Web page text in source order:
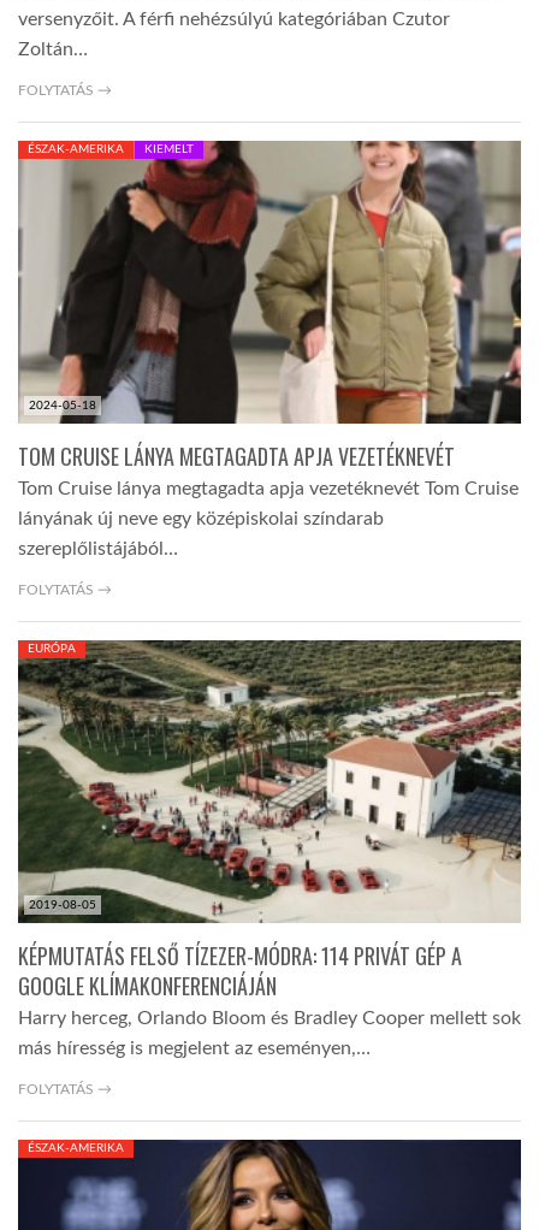
LINKTR.EE
GLOBOZSARU
DOBRAVERO.HU
LATIMO.HU
GLOBOBOOK
versenyzőit. A férfi nehézsúlyú kategóriában Czutor
Zoltán…
FOLYTATÁS →
2024-05-18
ÉSZAK-AMERIKA KIEMELT
TOM CRUISE LÁNYA MEGTAGADTA APJA VEZETÉKNEVÉT
Tom Cruise lánya megtagadta apja vezetéknevét Tom Cruise
lányának új neve egy középiskolai színdarab
szereplőlistájából…
FOLYTATÁS →
2019-08-05
EURÓPA
KÉPMUTATÁS FELSŐ TÍZEZER-MÓDRA: 114 PRIVÁT GÉP A
GOOGLE KLÍMAKONFERENCIÁJÁN
Harry herceg, Orlando Bloom és Bradley Cooper mellett sok
más híresség is megjelent az eseményen,…
FOLYTATÁS →
ÉSZAK-AMERIKA